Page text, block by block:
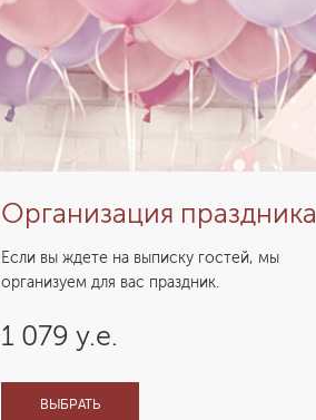
Организация праздника
Если вы ждете на выписку гостей, мы
организуем для вас праздник.
1 079 у.е.
ВЫБРАТЬ